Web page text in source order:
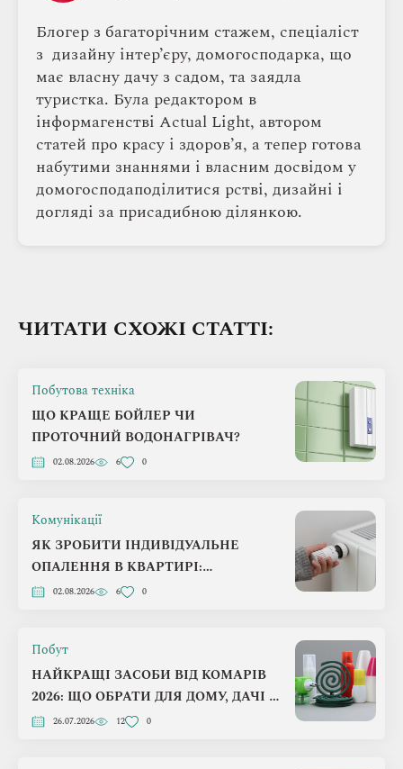
Блогер з багаторічним стажем, спеціаліст
з дизайну інтер’єру, домогосподарка, що
має власну дачу з садом, та заядла
туристка. Була редактором в
інформагенстві Actual Light, автором
статей про красу і здоров’я, а тепер готова
набутими знаннями і власним досвідом у
домогосподаподілитися рстві, дизайні і
догляді за присадибною ділянкою.
ЧИТАТИ СХОЖІ СТАТТІ:
Побутова техніка
ЩО КРАЩЕ БОЙЛЕР ЧИ
ПРОТОЧНИЙ ВОДОНАГРІВАЧ?
02.08.2026 6 0
Комунікації
ЯК ЗРОБИТИ ІНДИВІДУАЛЬНЕ
ОПАЛЕННЯ В КВАРТИРІ:
ПОКРОКОВИЙ ПЛАН НА 2026 РІК
02.08.2026 6 0
Побут
НАЙКРАЩІ ЗАСОБИ ВІД КОМАРІВ
2026: ЩО ОБРАТИ ДЛЯ ДОМУ, ДАЧІ Й
ПРИРОДИ
26.07.2026 12 0